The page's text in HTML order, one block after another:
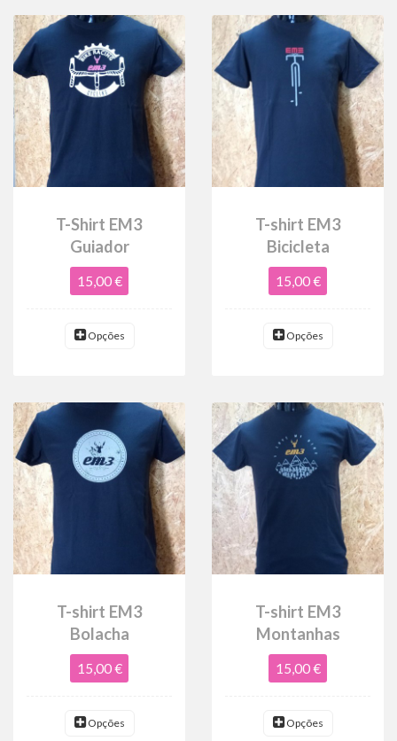
T-Shirt EM3
Guiador
15,00 €
Opções
T-shirt EM3
Bicicleta
15,00 €
Opções
T-shirt EM3
Bolacha
15,00 €
Opções
T-shirt EM3
Montanhas
15,00 €
Opções